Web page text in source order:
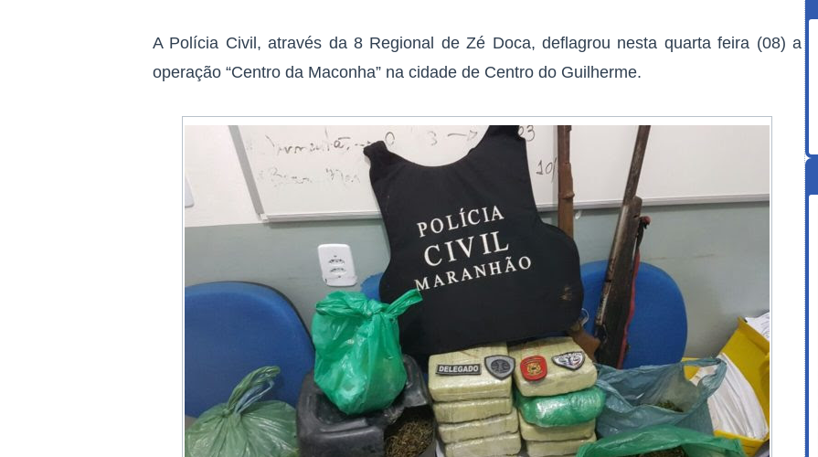
A Polícia Civil, através da 8 Regional de Zé Doca, deflagrou nesta quarta feira (08) a
operação “Centro da Maconha” na cidade de Centro do Guilherme.